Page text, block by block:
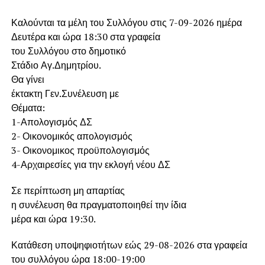
Καλούνται τα μέλη του Συλλόγου στις 7-09-2026 ημέρα
Δευτέρα και ώρα 18:30 στα γραφεία
του Συλλόγου στο δημοτικό
Στάδιο Αγ.Δημητρίου.
Θα γίνει
έκτακτη Γεν.Συνέλευση με
Θέματα:
1-Απολογισμός ΔΣ
2- Οικονομικός απολογισμός
3- Οικονομικος προϋπολογισμός
4-Αρχαιρεσίες για την εκλογή νέου ΔΣ
Σε περίπτωση μη απαρτίας
η συνέλευση θα πραγματοποιηθεί την ίδια
μέρα και ώρα 19:30.
Κατάθεση υποψηφιοτήτων εώς 29-08-2026 στα γραφεία
του συλλόγου ώρα 18:00-19:00